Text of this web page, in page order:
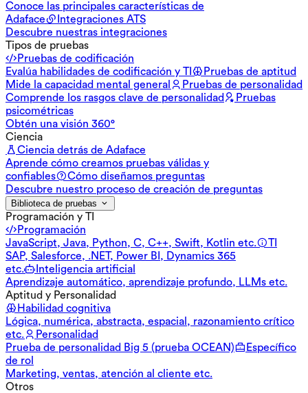
Conoce las principales características de
Adaface
Integraciones ATS
Descubre nuestras integraciones
Tipos de pruebas
Pruebas de codificación
Evalúa habilidades de codificación y TI
Pruebas de aptitud
Mide la capacidad mental general
Pruebas de personalidad
Comprende los rasgos clave de personalidad
Pruebas
psicométricas
Obtén una visión 360°
Ciencia
Ciencia detrás de Adaface
Aprende cómo creamos pruebas válidas y
confiables
Cómo diseñamos preguntas
Descubre nuestro proceso de creación de preguntas
Biblioteca de pruebas
Programación y TI
Programación
JavaScript, Java, Python, C, C++, Swift, Kotlin etc.
TI
SAP, Salesforce, .NET, Power BI, Dynamics 365
etc.
Inteligencia artificial
Aprendizaje automático, aprendizaje profundo, LLMs etc.
Aptitud y Personalidad
Habilidad cognitiva
Lógica, numérica, abstracta, espacial, razonamiento crítico
etc.
Personalidad
Prueba de personalidad Big 5 (prueba OCEAN)
Específico
de rol
Marketing, ventas, atención al cliente etc.
Otros